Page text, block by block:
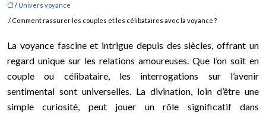
/ Univers voyance
/ Comment rassurer les couples et les célibataires avec la voyance ?
La voyance fascine et intrigue depuis des siècles, offrant un
regard unique sur les relations amoureuses. Que l’on soit en
couple ou célibataire, les interrogations sur l’avenir
sentimental sont universelles. La divination, loin d’être une
simple curiosité, peut jouer un rôle significatif dans